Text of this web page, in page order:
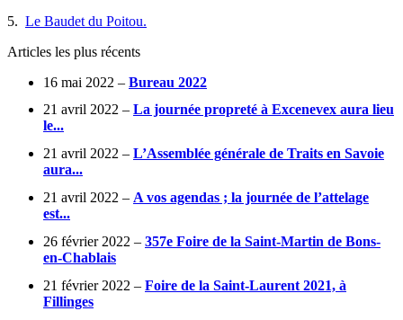
5. Le Baudet du Poitou.
Articles les plus récents
16 mai 2022 – Bureau 2022
21 avril 2022 – La journée propreté à Excenevex aura lieu
le...
21 avril 2022 – L’Assemblée générale de Traits en Savoie
aura...
21 avril 2022 – A vos agendas ; la journée de l’attelage
est...
26 février 2022 – 357e Foire de la Saint-Martin de Bons-
en-Chablais
21 février 2022 – Foire de la Saint-Laurent 2021, à
Fillinges